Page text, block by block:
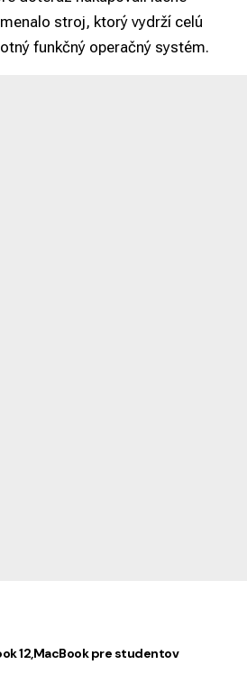
stroj, ktorý vydrží celú
funkčný operačný systém.
12MacBook pre studentov